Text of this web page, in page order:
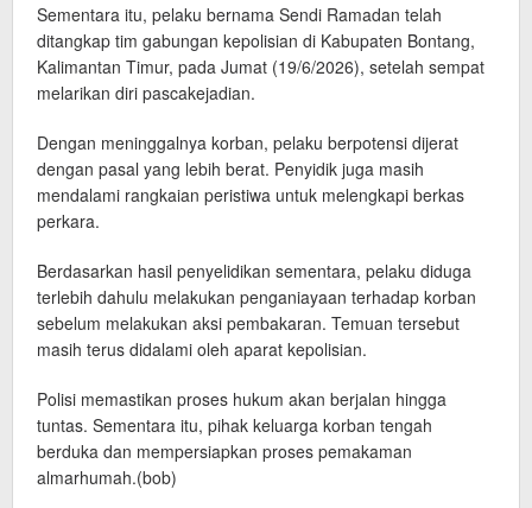
Sementara itu, pelaku bernama Sendi Ramadan telah
ditangkap tim gabungan kepolisian di Kabupaten Bontang,
Kalimantan Timur, pada Jumat (19/6/2026), setelah sempat
melarikan diri pascakejadian.
Dengan meninggalnya korban, pelaku berpotensi dijerat
dengan pasal yang lebih berat. Penyidik juga masih
mendalami rangkaian peristiwa untuk melengkapi berkas
perkara.
Berdasarkan hasil penyelidikan sementara, pelaku diduga
terlebih dahulu melakukan penganiayaan terhadap korban
sebelum melakukan aksi pembakaran. Temuan tersebut
masih terus didalami oleh aparat kepolisian.
Polisi memastikan proses hukum akan berjalan hingga
tuntas. Sementara itu, pihak keluarga korban tengah
berduka dan mempersiapkan proses pemakaman
almarhumah.(bob)